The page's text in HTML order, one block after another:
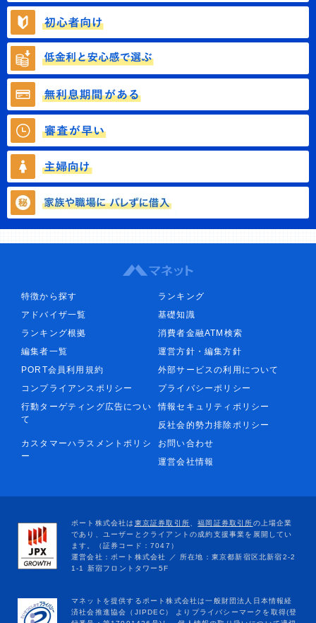
特徴から探す
ランキング
アドバイザ一覧
基礎知識
ランキング根拠
消費者金融ATM検索
編集者一覧
運営方針・編集方針
PORT会員利用規約
外部サービスの利用について
コンプライアンスポリシー
プライバシーポリシー
行動ターゲティング広告につい
て
情報セキュリティポリシー
反社会的勢力排除ポリシー
カスタマーハラスメントポリシ
ー
お問い合わせ
運営会社情報